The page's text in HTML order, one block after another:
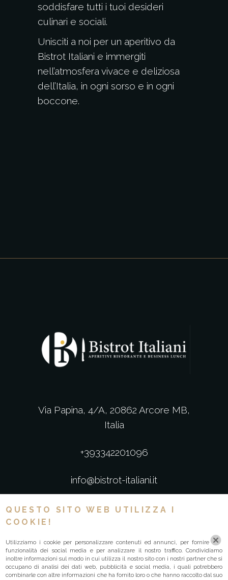
soddisfare tutti i tuoi desideri
culinari e sociali.
Unisciti a noi per un aperitivo da
Bistrot Italiani e immergiti
nell’atmosfera vivace e deliziosa
dell’Italia, in ogni sorso e in ogni
boccone.
Via Papina, 4/A, 20862 Arcore MB,
Italia
+393342201096
info@bistrot-italiani.it
Cookie Policy|Privacy Policy
QUESTO SITO WEB UTILIZZA I
COOKIE!
Utilizziamo i cookie per personalizzare contenuti ed annunci, per fornire
funzionalità dei social media e per analizzare il nostro traffico. Condividiamo
inoltre informazioni sul modo in cui utilizza il nostro sito con i nostri partner che si
occupano di analisi dei dati web, pubblicità e social media, i quali potrebbero
combinarle con altre informazioni che ha fornito loro o che hanno raccolto dal suo